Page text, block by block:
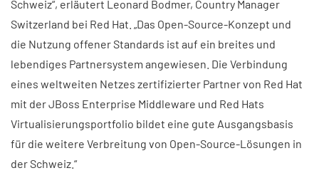
Schweiz“, erläutert Leonard Bodmer, Country Manager
Switzerland bei Red Hat. „Das Open-Source-Konzept und
die Nutzung offener Standards ist auf ein breites und
lebendiges Partnersystem angewiesen. Die Verbindung
eines weltweiten Netzes zertifizierter Partner von Red Hat
mit der JBoss Enterprise Middleware und Red Hats
Virtualisierungsportfolio bildet eine gute Ausgangsbasis
für die weitere Verbreitung von Open-Source-Lösungen in
der Schweiz.“